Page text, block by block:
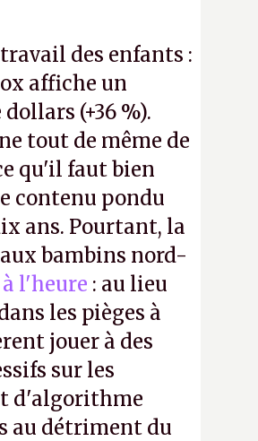
des enfants :
affiche un
(+36 %).
tout de même de
qu'il faut bien
contenu pondu
ans. Pourtant, la
bambins nord-
l'heure : au lieu
les pièges à
jouer à des
sur les
d'algorithme
au détriment du